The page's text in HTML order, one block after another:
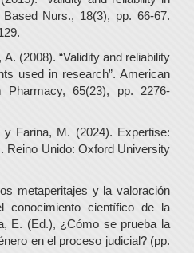
Nurs., 18(3), pp. 66-67.
(2008). “Validity and reliability
used in research”. American
Pharmacy, 65(23), pp. 2276-
Farina, M. (2024). Expertise:
Reino Unido: Oxford University
metaperitajes y la valoración
conocimiento científico de la
E. (Ed.), ¿Cómo se prueba la
en el proceso judicial? (pp.